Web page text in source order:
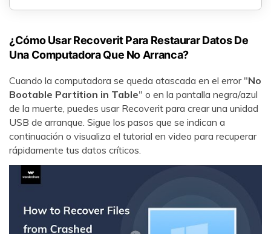
Arregla fotos dañadas, mejora su nitidez y revive tus
recuerdos más valiosos con el poder de la IA.
Continuar Prueba Online
¿Cómo Usar Recoverit Para Restaurar Datos De
Una Computadora Que No Arranca?
Cuando la computadora se queda atascada en el error "No
Bootable Partition in Table" o en la pantalla negra/azul
de la muerte, puedes usar Recoverit para crear una unidad
USB de arranque. Sigue los pasos que se indican a
continuación o visualiza el tutorial en video para recuperar
rápidamente tus datos críticos.